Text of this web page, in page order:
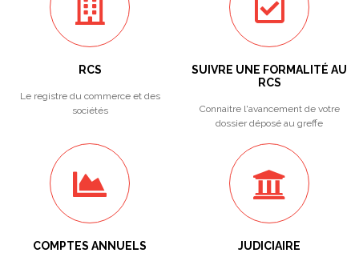
RCS
Le registre du commerce et des
sociétés
SUIVRE UNE FORMALITÉ AU
RCS
Connaitre l'avancement de votre
dossier déposé au greffe
COMPTES ANNUELS JUDICIAIRE